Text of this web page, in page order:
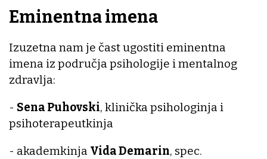
Eminentna imena
Izuzetna nam je čast ugostiti eminentna
imena iz područja psihologije i mentalnog
zdravlja:
- Sena Puhovski, klinička psihologinja i
psihoterapeutkinja
- akademkinja Vida Demarin, spec.